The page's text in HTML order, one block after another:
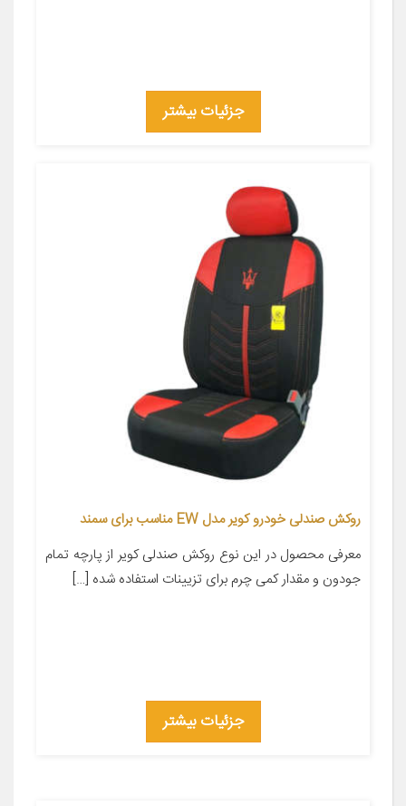
جزئیات بیشتر
روکش صندلی خودرو کویر مدل EW مناسب برای سمند
معرفی محصول در این نوع روکش صندلی کویر از پارچه تمام
جودون و مقدار کمی چرم برای تزیینات استفاده شده […]
جزئیات بیشتر